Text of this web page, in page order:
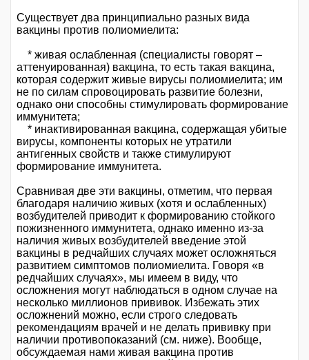
Существует два принципиально разных вида
вакцины против полиомиелита:
* живая ослабленная (специалисты говорят –
аттенуированная) вакцина, то есть такая вакцина,
которая содержит живые вирусы полиомиелита; им
не по силам спровоцировать развитие болезни,
однако они способны стимулировать формирование
иммунитета;
* инактивированная вакцина, содержащая убитые
вирусы, компоненты которых не утратили
антигенных свойств и также стимулируют
формирование иммунитета.
Сравнивая две эти вакцины, отметим, что первая
благодаря наличию живых (хотя и ослабленных)
возбудителей приводит к формированию стойкого
пожизненного иммунитета, однако именно из-за
наличия живых возбудителей введение этой
вакцины в редчайших случаях может осложняться
развитием симптомов полиомиелита. Говоря «в
редчайших случаях», мы имеем в виду, что
осложнения могут наблюдаться в одном случае на
несколько миллионов прививок. Избежать этих
осложнений можно, если строго следовать
рекомендациям врачей и не делать прививку при
наличии противопоказаний (см. ниже). Вообще,
обсуждаемая нами живая вакцина против